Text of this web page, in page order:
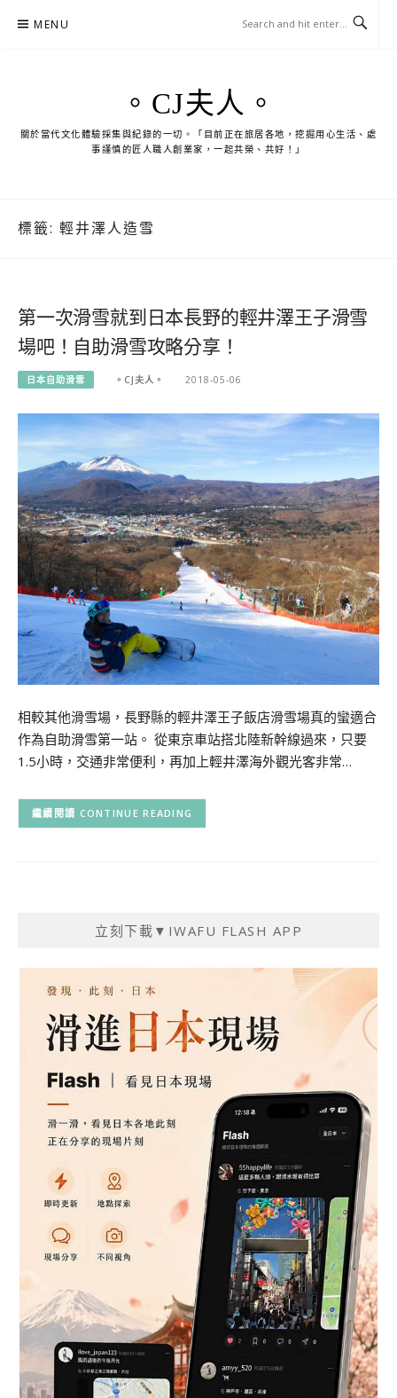
MENU
。CJ夫人。
關於當代文化體驗採集與紀錄的一切。「目前正在旅居各地，挖掘用心生活、處
事謹慎的匠人職人創業家，一起共榮、共好！」
標籤: 輕井澤人造雪
第一次滑雪就到日本長野的輕井澤王子滑雪
場吧！自助滑雪攻略分享！
日本自助滑雪 。CJ夫人。 2018-05-06
相較其他滑雪場，長野縣的輕井澤王子飯店滑雪場真的蠻適合
作為自助滑雪第一站。 從東京車站搭北陸新幹線過來，只要
1.5小時，交通非常便利，再加上輕井澤海外觀光客非常…
CONTINUE READING
立刻下載▼IWAFU FLASH APP